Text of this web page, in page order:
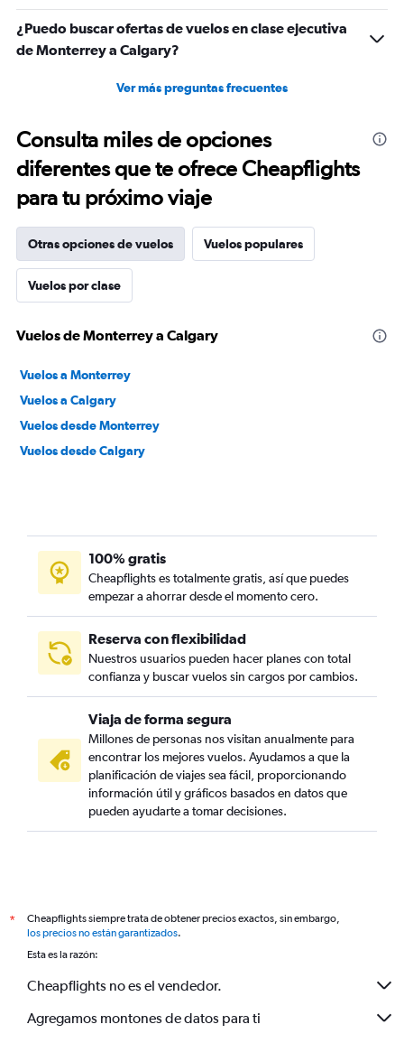
¿Puedo buscar ofertas de vuelos en clase ejecutiva
de Monterrey a Calgary?
Ver más preguntas frecuentes
Consulta miles de opciones
diferentes que te ofrece Cheapflights
para tu próximo viaje
Otras opciones de vuelos Vuelos populares
Vuelos por clase
Vuelos de Monterrey a Calgary
Vuelos a Monterrey
Vuelos a Calgary
Vuelos desde Monterrey
Vuelos desde Calgary
100% gratis
Cheapflights es totalmente gratis, así que puedes
empezar a ahorrar desde el momento cero.
Reserva con flexibilidad
Nuestros usuarios pueden hacer planes con total
confianza y buscar vuelos sin cargos por cambios.
Viaja de forma segura
Millones de personas nos visitan anualmente para
encontrar los mejores vuelos. Ayudamos a que la
planificación de viajes sea fácil, proporcionando
información útil y gráficos basados en datos que
pueden ayudarte a tomar decisiones.
*
Cheapflights siempre trata de obtener precios exactos, sin embargo,
los precios no están garantizados.
Esta es la razón:
Cheapflights no es el vendedor.
Agregamos montones de datos para ti